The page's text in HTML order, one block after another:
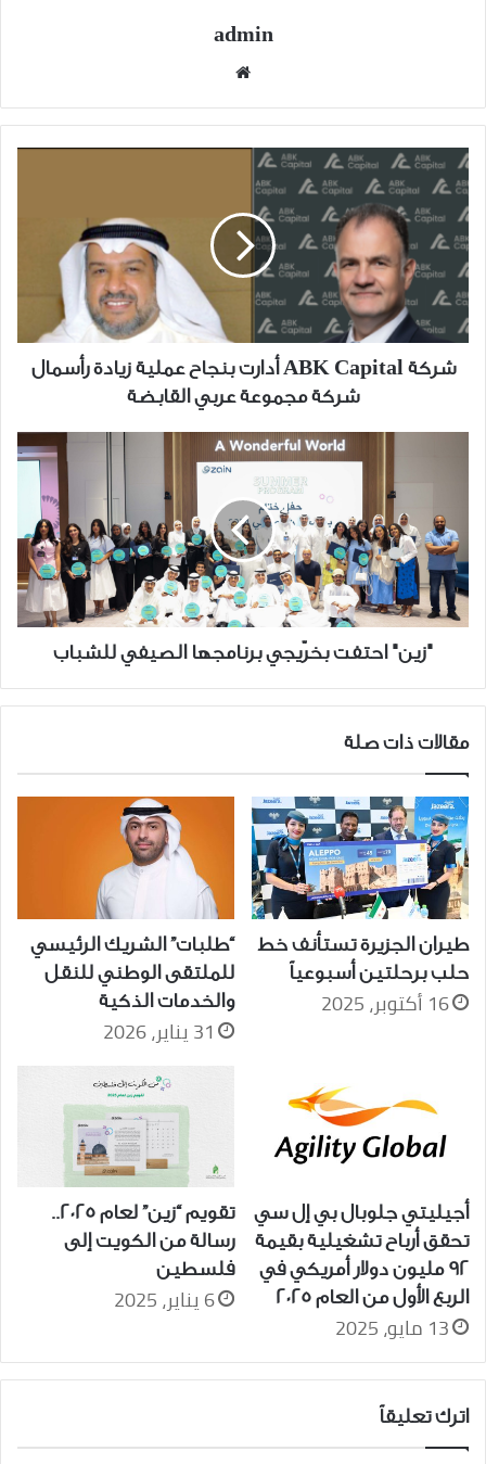
admin
شركة
ABK
Capital
أدارت
بنجاح
عملية
زيادة
رأسمال
شركة
مجموعة
القابضة
شركة ABK Capital أدارت بنجاح عملية زيادة رأسمال
شركة مجموعة عربي القابضة
"زين"
برنامجها
الصيفي
للشباب
"زين" احتفت بخرّيجي برنامجها الصيفي للشباب
مقالات ذات صلة
طيران الجزيرة تستأنف خط
حلب برحلتين أسبوعياً
16 أكتوبر، 2025
“طلبات” الشريك الرئيسي
للملتقى الوطني للنقل
والخدمات الذكية
31 يناير، 2026
أجيليتي جلوبال بي إل سي
تحقق أرباح تشغيلية بقيمة
92 مليون دولار أمريكي في
الربع الأول من العام 2025
13 مايو، 2025
تقويم “زين” لعام 2025..
رسالة من الكويت إلى
فلسطين
6 يناير، 2025
اترك تعليقاً